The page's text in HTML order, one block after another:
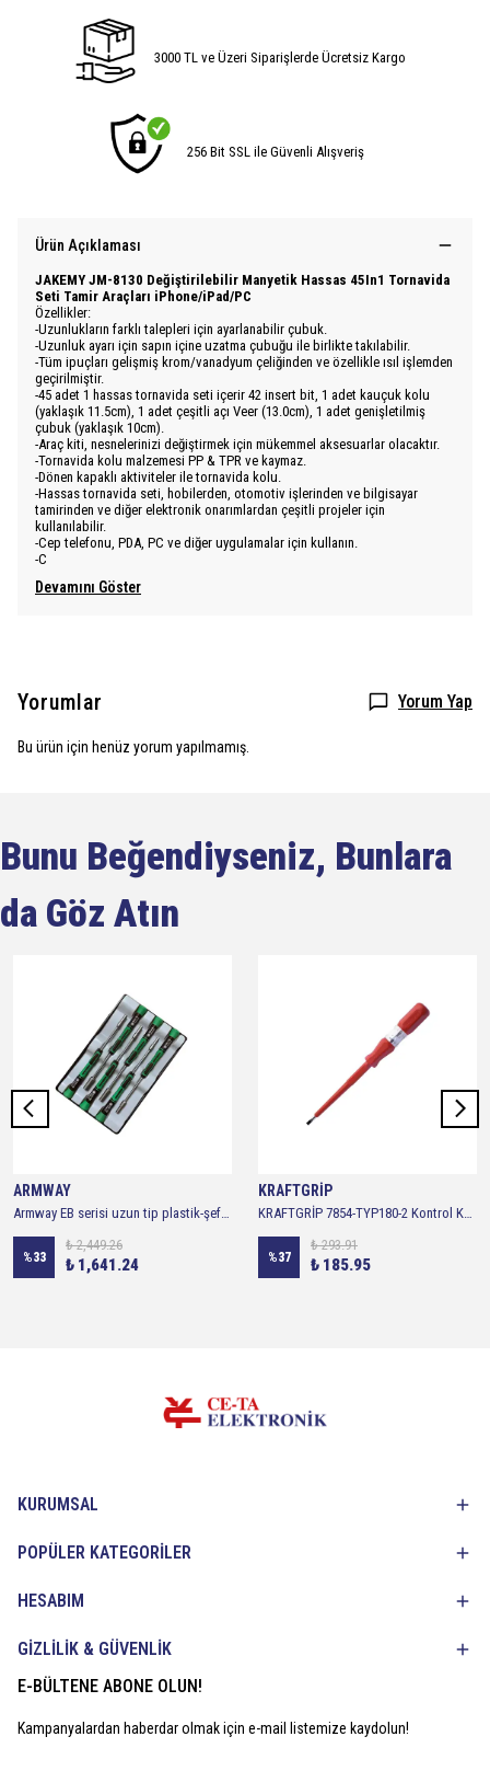
3000 TL ve Üzeri Siparişlerde Ücretsiz Kargo
256 Bit SSL ile Güvenli Alışveriş
Ürün Açıklaması
JAKEMY JM-8130 Değiştirilebilir Manyetik Hassas 45In1 Tornavida
Seti Tamir Araçları iPhone/iPad/PC
Özellikler:
-Uzunlukların farklı talepleri için ayarlanabilir çubuk.
-Uzunluk ayarı için sapın içine uzatma çubuğu ile birlikte takılabilir.
-Tüm ipuçları gelişmiş krom/vanadyum çeliğinden ve özellikle ısıl işlemden
geçirilmiştir.
-45 adet 1 hassas tornavida seti içerir 42 insert bit, 1 adet kauçuk kolu
(yaklaşık 11.5cm), 1 adet çeşitli açı Veer (13.0cm), 1 adet genişletilmiş
çubuk (yaklaşık 10cm).
-Araç kiti, nesnelerinizi değiştirmek için mükemmel aksesuarlar olacaktır.
-Tornavida kolu malzemesi PP & TPR ve kaymaz.
-Dönen kapaklı aktiviteler ile tornavida kolu.
-Hassas tornavida seti, hobilerden, otomotiv işlerinden ve bilgisayar
tamirinden ve diğer elektronik onarımlardan çeşitli projeler için
kullanılabilir.
-Cep telefonu, PDA, PC ve diğer uygulamalar için kullanın.
-C
Devamını Göster
Yorumlar Yorum Yap
Bu ürün için henüz yorum yapılmamış.
Bunu Beğendiyseniz, Bunlara
da Göz Atın
ARMWAY
Armway EB serisi uzun tip plastik-şeffaf kutu saatçi Lokma tornavida seti (6 Parça)
%33
₺ 2,449.26
₺ 1,641.24
KRAFTGRİP
KRAFTGRİP 7854-TYP180-2 Kontrol Kalemi 180 mm 220-250V VDE
%37
₺ 293.91
₺ 185.95
KURUMSAL
POPÜLER KATEGORİLER
HESABIM
GİZLİLİK & GÜVENLİK
E-BÜLTENE ABONE OLUN!
Kampanyalardan haberdar olmak için e-mail listemize kaydolun!